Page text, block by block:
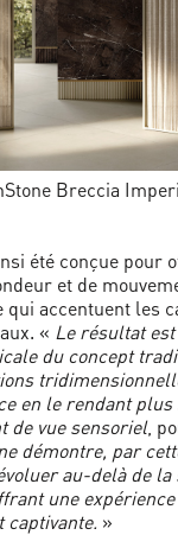
Breccia
été conçue pour
et de
qui accentuent les
« Le résultat
du concept
en le rendant
de vue sensoriel,
démontre, par
au-delà de
une
captivante. »